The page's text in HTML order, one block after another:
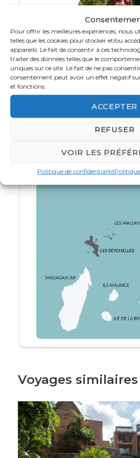
Pour offrir les meilleures expériences, nous
telles que les cookies pour stocker et/ou
appareils. Le fait de consentir à ces
traiter des données telles que le
uniques sur ce site. Le fait de ne pas
consentement peut avoir un effet négatif
et fonctions.
ACCEPTER
REFUSER
VOIR LES
Politique de confidentialité
Votre spécialiste Océan
01 83 64 32
Du lundi au vendredi de8h
samedi de 10h à
de palmiers, ses criques
, classée au
de l’UNESCO. Une
cœur d’une forêt
pourront découvrir le
une biodiversité unique.
Puis direction
, où paysages
créoles et plages préservées
rythme. Entre
détente face au lagon,
bonheur dans ce cadre
Les hébergements
confort des familles avec des
une atmosphère conviviale
aux plus beaux sites des
pour partager des
découvrir ensemble la magie
L'expérience Au Cœur
Parce qu’un voyage en
synonyme de plaisir et de
imaginé un itinéraire qui
détente et confort. Grâce à
hébergements adaptés
transferts fluides entre
expériences qui séduisent
que les parents.
Nos spécialistes vous
pendant et après votre
Voyages similaires